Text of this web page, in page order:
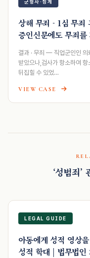
군형사·징계
상해 무죄 - 1심 무죄
증인신문에도 무죄를
결과 · 무죄 — 직업군인인 의
받았으나,검사가 항소하여
뒤집힐 수 있었…
VIEW CASE
‘성범죄’
LEGAL GUIDE
아동에게 성적 영상
성적 학대 | 법무법인